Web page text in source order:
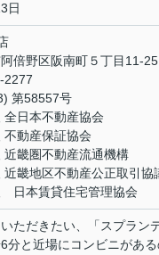
日
倍野区阪南町５丁目11-
2277
第58557号
全日本不動産協会
不動産保証協会
近畿圏不動産流通機構
近畿地区不動産公正取引協
日本賃貸住宅管理協会
ただきたい、「スプラン
分と近場にコンビニがあ